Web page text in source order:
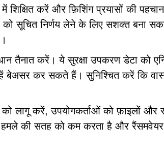
शिक्षित करें और फ़िशिंग प्रयासों की
को सूचित निर्णय लेने के लिए सशक्त बना
तैनात करें। ये सुरक्षा उपकरण डेटा को
कर सकते हैं। सुनिश्चित करें कि
को लागू करें, उपयोगकर्ताओं को फ़ाइलों और
की सतह को कम करता है और